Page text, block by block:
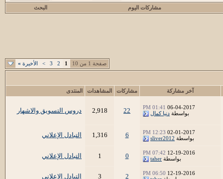
مشاركات اليوم البحث
صفحة 1 من 10 1
2
3
> الأخيرة »
آخر مشاركة مشاركات المشاهدات المنتدى
06-04-2017
01:41 PM
بواسطة دنيا كمال 22
2,918 دروس التسويق والاشهار
02-01-2017
12:23 PM
بواسطة sliver2012
6
1,316 التبادل الإعلاني
12-19-2016
07:42 PM
بواسطة taher
0
1 التبادل الإعلاني
12-19-2016
06:50 PM
2
3 التبادل الإعلاني